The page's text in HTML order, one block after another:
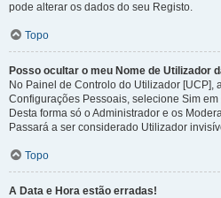
pode alterar os dados do seu Registo.
Topo
Posso ocultar o meu Nome de Utilizador
No Painel de Controlo do Utilizador [UCP],
Configurações Pessoais, selecione Sim
Desta forma só o Administrador e os
Passará a ser considerado Utilizador
Topo
A Data e Hora estão erradas!